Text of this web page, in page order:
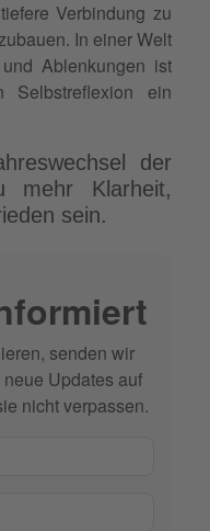
Verbindung zu
In einer Welt
Ablenkungen ist
Selbstreflexion ein
der
mehr Klarheit,
sein.
senden wir
Updates auf
nicht verpassen.